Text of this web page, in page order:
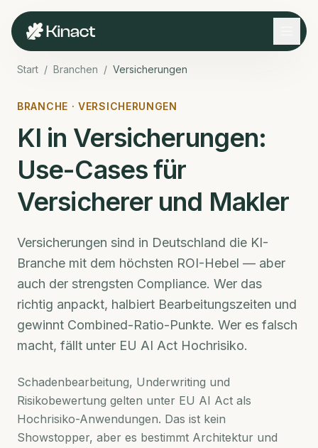
Start / Branchen / Versicherungen
BRANCHE · VERSICHERUNGEN
KI in Versicherungen:
Use-Cases für
Versicherer und Makler
Versicherungen sind in Deutschland die KI-
Branche mit dem höchsten ROI-Hebel — aber
auch der strengsten Compliance. Wer das
richtig anpackt, halbiert Bearbeitungszeiten und
gewinnt Combined-Ratio-Punkte. Wer es falsch
macht, fällt unter EU AI Act Hochrisiko.
Schadenbearbeitung, Underwriting und
Risikobewertung gelten unter EU AI Act als
Hochrisiko-Anwendungen. Das ist kein
Showstopper, aber es bestimmt Architektur und